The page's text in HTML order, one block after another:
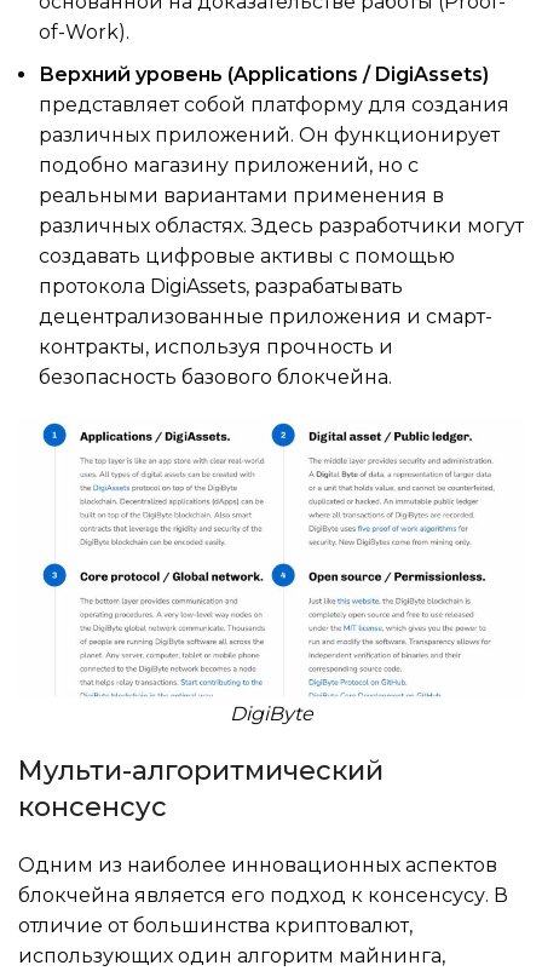
of-Work).
Верхний уровень (Applications / DigiAssets)
представляет собой платформу для создания
различных приложений. Он функционирует
подобно магазину приложений, но с
реальными вариантами применения в
различных областях. Здесь разработчики могут
создавать цифровые активы с помощью
протокола DigiAssets, разрабатывать
децентрализованные приложения и смарт-
контракты, используя прочность и
безопасность базового блокчейна.
DigiByte
Мульти-алгоритмический
консенсус
Одним из наиболее инновационных аспектов
блокчейна является его подход к консенсусу. В
отличие от большинства криптовалют,
использующих один алгоритм майнинга,